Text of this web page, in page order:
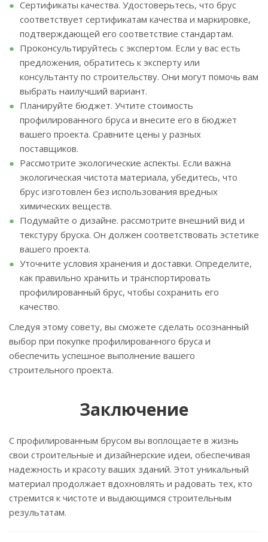
Сертификаты качества. Удостоверьтесь, что брус
соответствует сертификатам качества и маркировке,
подтверждающей его соответствие стандартам.
Проконсультируйтесь с экспертом. Если у вас есть
предложения, обратитесь к эксперту или
консультанту по строительству. Они могут помочь вам
выбрать наилучший вариант.
Планируйте бюджет. Учтите стоимость
профилированного бруса и внесите его в бюджет
вашего проекта. Сравните цены у разных
поставщиков.
Рассмотрите экологические аспекты. Если важна
экологическая чистота материала, убедитесь, что
брус изготовлен без использования вредных
химических веществ.
Подумайте о дизайне. рассмотрите внешний вид и
текстуру бруска. Он должен соответствовать эстетике
вашего проекта.
Уточните условия хранения и доставки. Определите,
как правильно хранить и транспортировать
профилированный брус, чтобы сохранить его
качество.
Следуя этому совету, вы сможете сделать осознанный
выбор при покупке профилированного бруса и
обеспечить успешное выполнение вашего
строительного проекта.
Заключение
С профилированным брусом вы воплощаете в жизнь
свои строительные и дизайнерские идеи, обеспечивая
надежность и красоту ваших зданий. Этот уникальный
материал продолжает вдохновлять и радовать тех, кто
стремится к чистоте и выдающимся строительным
результатам.